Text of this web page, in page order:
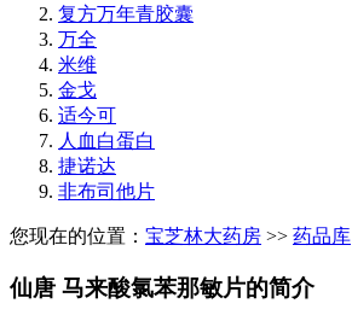
复方万年青胶囊
万全
米维
金戈
适今可
人血白蛋白
捷诺达
非布司他片
您现在的位置： 宝芝林大药房 >> 药品库
仙唐 马来酸氯苯那敏片的简介